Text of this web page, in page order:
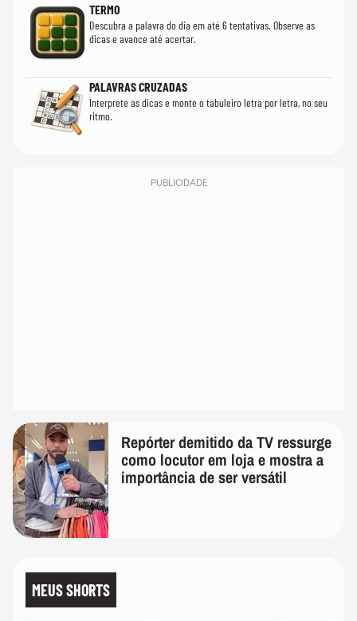
TERMO
Descubra a palavra do dia em até 6 tentativas. Observe as
dicas e avance até acertar.
PALAVRAS CRUZADAS
Interprete as dicas e monte o tabuleiro letra por letra, no seu
ritmo.
PUBLICIDADE
Repórter demitido da TV ressurge
como locutor em loja e mostra a
importância de ser versátil
MEUS SHORTS